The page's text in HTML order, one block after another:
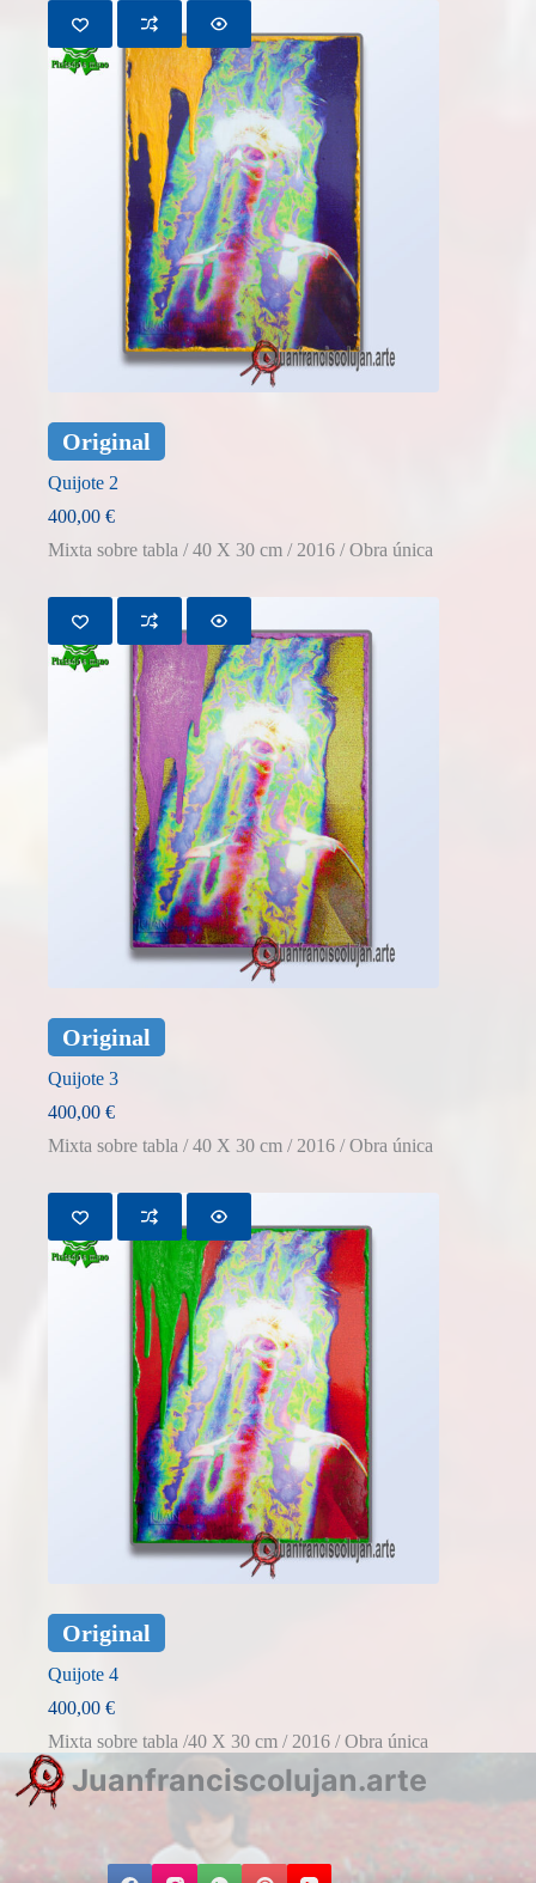
Original
Quijote 2
400,00 €
Mixta sobre tabla / 40 X 30 cm / 2016 / Obra única
Original
Quijote 3
400,00 €
Mixta sobre tabla / 40 X 30 cm / 2016 / Obra única
Original
Quijote 4
400,00 €
Mixta sobre tabla /40 X 30 cm / 2016 / Obra única
Juanfranciscolujan.arte